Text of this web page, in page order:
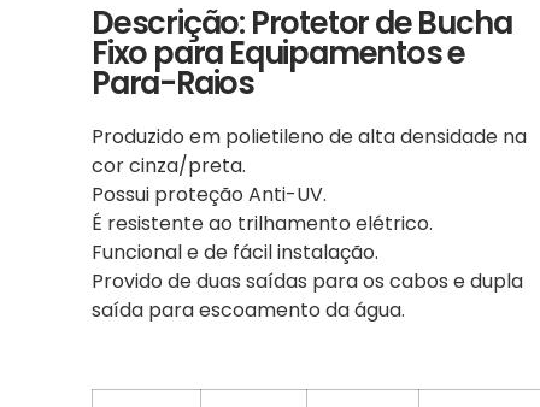
Descrição: Protetor de Bucha
Fixo para Equipamentos e
Para-Raios
Produzido em polietileno de alta densidade na
cor cinza/preta.
Possui proteção Anti-UV.
É resistente ao trilhamento elétrico.
Funcional e de fácil instalação.
Provido de duas saídas para os cabos e dupla
saída para escoamento da água.